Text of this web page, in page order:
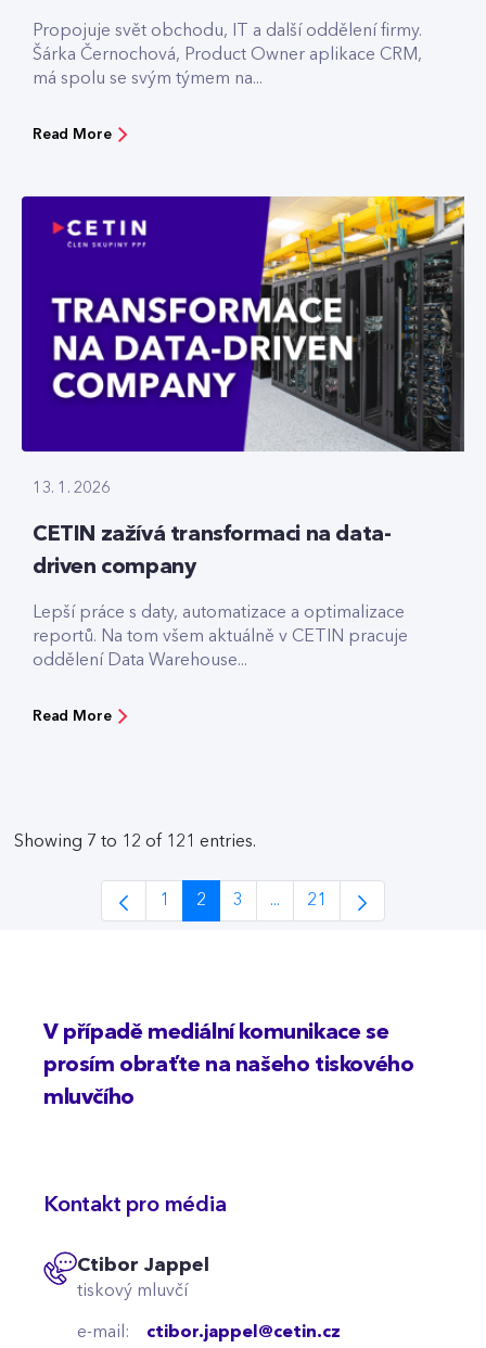
Propojuje svět obchodu, IT a další oddělení firmy.
Šárka Černochová, Product Owner aplikace CRM,
má spolu se svým týmem na...
Read More
13. 1. 2026
CETIN zažívá transformaci na data-
driven company
Lepší práce s daty, automatizace a optimalizace
reportů. Na tom všem aktuálně v CETIN pracuje
oddělení Data Warehouse...
Read More
Showing 7 to 12 of 121 entries.
Page
1
Page
2
Page
3 ...
Intermediate Pages Use
Page
21
V případě mediální komunikace se
prosím obraťte na našeho tiskového
mluvčího
Kontakt pro média
Ctibor Jappel
tiskový mluvčí
e-mail: ctibor.jappel@cetin.cz